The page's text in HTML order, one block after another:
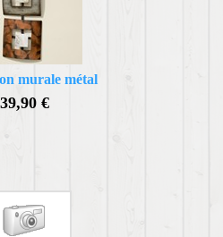
murale métal
39,90 €